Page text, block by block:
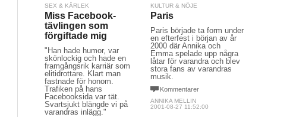
SEX & KÄRLEK
Miss Facebook-
tävlingen som
förgiftade mig
"Han hade humor, var
skönlockig och hade en
framgångsrik karriär som
elitidrottare. Klart man
fastnade för honom.
Trafiken på hans
Facebooksida var tät.
Svartsjukt blängde vi på
varandras inlägg."
KULTUR & NÖJE
Paris
Paris började ta form under
en efterfest i början av år
2000 där Annika och
Emma spelade upp några
låtar för varandra och blev
stora fans av varandras
musik.
Kommentarer
ANNIKA MELLIN
2001-08-27 11:52:00